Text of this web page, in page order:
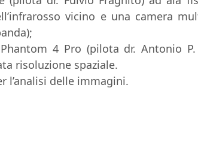
vicino e una camera
4 Pro (pilota dr. Antonio
risoluzione spaziale.
l’analisi delle immagini.